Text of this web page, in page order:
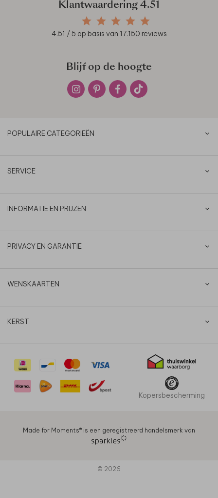
Klantwaardering 4.51
4.51 / 5 op basis van 17.150 reviews
Blijf op de hoogte
POPULAIRE CATEGORIEËN
SERVICE
INFORMATIE EN PRIJZEN
PRIVACY EN GARANTIE
WENSKAARTEN
KERST
Kopersbescherming
Made for Moments®️ is een geregistreerd handelsmerk van
© 2026